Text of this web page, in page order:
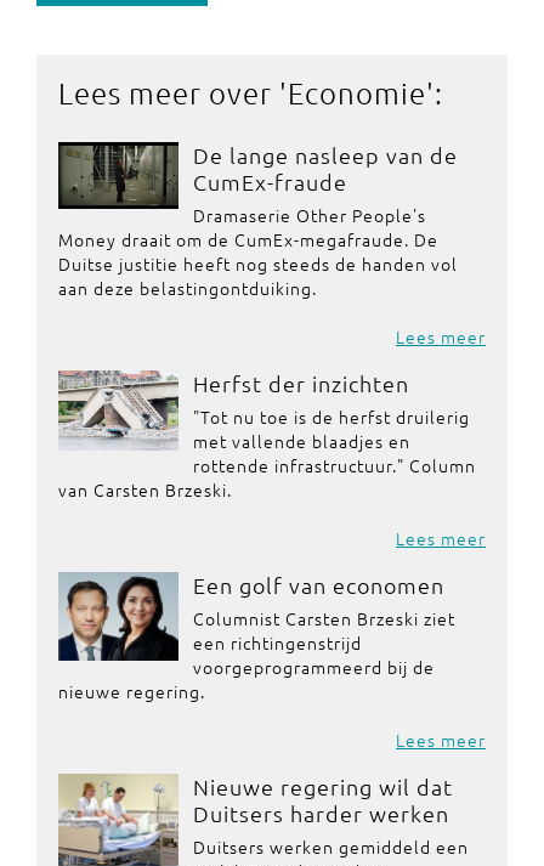
Lees meer over 'Economie':
De lange nasleep van de
CumEx-fraude
Dramaserie Other People's
Money draait om de CumEx-megafraude. De
Duitse justitie heeft nog steeds de handen vol
aan deze belastingontduiking.
Lees meer
Herfst der inzichten
"Tot nu toe is de herfst druilerig
met vallende blaadjes en
rottende infrastructuur." Column
van Carsten Brzeski.
Lees meer
Een golf van economen
Columnist Carsten Brzeski ziet
een richtingenstrijd
voorgeprogrammeerd bij de
nieuwe regering.
Lees meer
Nieuwe regering wil dat
Duitsers harder werken
Duitsers werken gemiddeld een